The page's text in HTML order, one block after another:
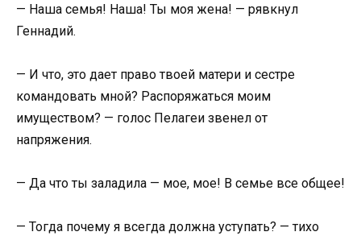
— Наша семья! Наша! Ты моя жена! — рявкнул
Геннадий.
— И что, это дает право твоей матери и сестре
командовать мной? Распоряжаться моим
имуществом? — голос Пелагеи звенел от
напряжения.
— Да что ты заладила — мое, мое! В семье все общее!
— Тогда почему я всегда должна уступать? — тихо